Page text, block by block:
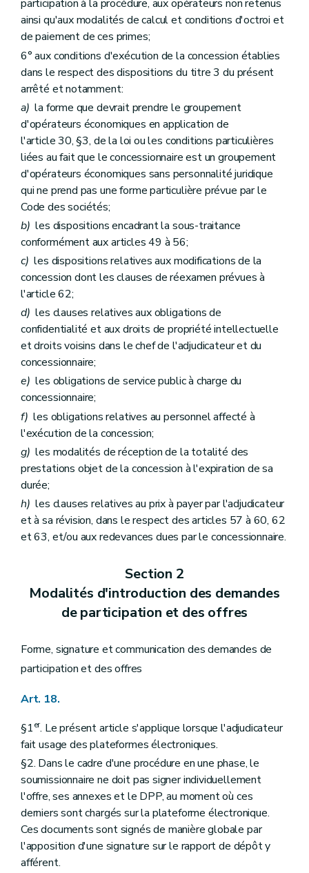
participation à la procédure, aux opérateurs non retenus
ainsi qu'aux modalités de calcul et conditions d'octroi et
de paiement de ces primes;
6° aux conditions d'exécution de la concession établies
dans le respect des dispositions du titre 3 du présent
arrêté et notamment:
a) la forme que devrait prendre le groupement
d'opérateurs économiques en application de
l'article 30, §3, de la loi ou les conditions particulières
liées au fait que le concessionnaire est un groupement
d'opérateurs économiques sans personnalité juridique
qui ne prend pas une forme particulière prévue par le
Code des sociétés;
b) les dispositions encadrant la sous-traitance
conformément aux articles 49 à 56;
c) les dispositions relatives aux modifications de la
concession dont les clauses de réexamen prévues à
l'article 62;
d) les clauses relatives aux obligations de
confidentialité et aux droits de propriété intellectuelle
et droits voisins dans le chef de l'adjudicateur et du
concessionnaire;
e) les obligations de service public à charge du
concessionnaire;
f) les obligations relatives au personnel affecté à
l'exécution de la concession;
g) les modalités de réception de la totalité des
prestations objet de la concession à l'expiration de sa
durée;
h) les clauses relatives au prix à payer par l'adjudicateur
et à sa révision, dans le respect des articles 57 à 60, 62
et 63, et/ou aux redevances dues par le concessionnaire.
Section 2
Modalités d'introduction des demandes
de participation et des offres
Forme, signature et communication des demandes de
participation et des offres
Art. 18.
§1er. Le présent article s'applique lorsque l'adjudicateur
fait usage des plateformes électroniques.
§2. Dans le cadre d'une procédure en une phase, le
soumissionnaire ne doit pas signer individuellement
l'offre, ses annexes et le DPP, au moment où ces
derniers sont chargés sur la plateforme électronique.
Ces documents sont signés de manière globale par
l'apposition d'une signature sur le rapport de dépôt y
afférent.